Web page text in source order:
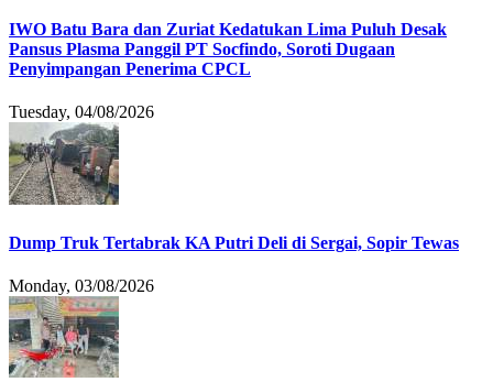
IWO Batu Bara dan Zuriat Kedatukan Lima Puluh Desak
Pansus Plasma Panggil PT Socfindo, Soroti Dugaan
Penyimpangan Penerima CPCL
Tuesday, 04/08/2026
Dump Truk Tertabrak KA Putri Deli di Sergai, Sopir Tewas
Monday, 03/08/2026